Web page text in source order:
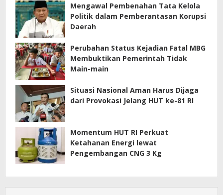
Mengawal Pembenahan Tata Kelola
Politik dalam Pemberantasan Korupsi
Daerah
Perubahan Status Kejadian Fatal MBG
Membuktikan Pemerintah Tidak
Main-main
Situasi Nasional Aman Harus Dijaga
dari Provokasi Jelang HUT ke-81 RI
Momentum HUT RI Perkuat
Ketahanan Energi lewat
Pengembangan CNG 3 Kg